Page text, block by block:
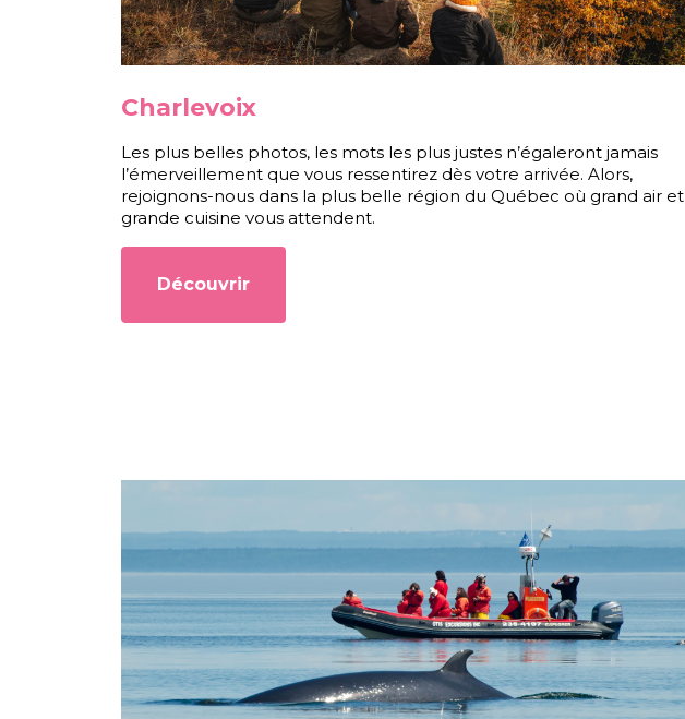
Charlevoix
Les plus belles photos, les mots les plus justes n’égaleront jamais
l’émerveillement que vous ressentirez dès votre arrivée. Alors,
rejoignons-nous dans la plus belle région du Québec où grand air et
grande cuisine vous attendent.
Découvrir